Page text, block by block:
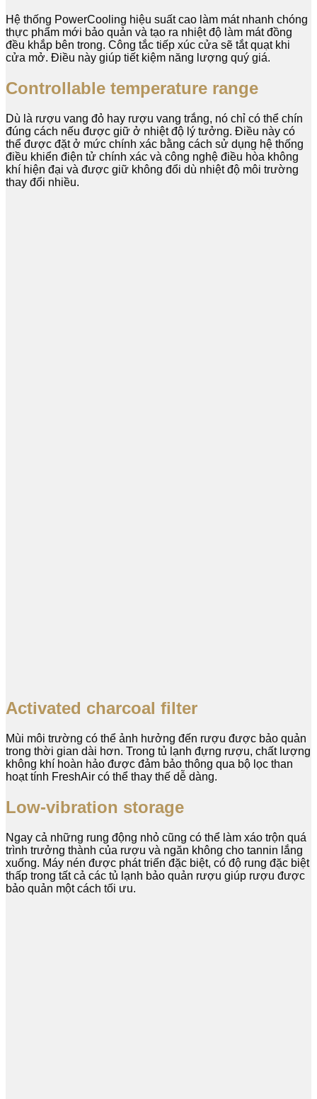
Hệ thống PowerCooling hiệu suất cao làm mát nhanh chóng
thực phẩm mới bảo quản và tạo ra nhiệt độ làm mát đồng
đều khắp bên trong. Công tắc tiếp xúc cửa sẽ tắt quạt khi
cửa mở. Điều này giúp tiết kiệm năng lượng quý giá.
Controllable temperature range
Dù là rượu vang đỏ hay rượu vang trắng, nó chỉ có thể chín
đúng cách nếu được giữ ở nhiệt độ lý tưởng. Điều này có
thể được đặt ở mức chính xác bằng cách sử dụng hệ thống
điều khiển điện tử chính xác và công nghệ điều hòa không
khí hiện đại và được giữ không đổi dù nhiệt độ môi trường
thay đổi nhiều.
Activated charcoal filter
Mùi môi trường có thể ảnh hưởng đến rượu được bảo quản
trong thời gian dài hơn. Trong tủ lạnh đựng rượu, chất lượng
không khí hoàn hảo được đảm bảo thông qua bộ lọc than
hoạt tính FreshAir có thể thay thế dễ dàng.
Low-vibration storage
Ngay cả những rung động nhỏ cũng có thể làm xáo trộn quá
trình trưởng thành của rượu và ngăn không cho tannin lắng
xuống. Máy nén được phát triển đặc biệt, có độ rung đặc biệt
thấp trong tất cả các tủ lạnh bảo quản rượu giúp rượu được
bảo quản một cách tối ưu.